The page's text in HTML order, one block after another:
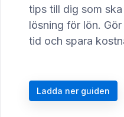
tips till dig som
lösning för lön.
tid och spara
Ladda ner guiden